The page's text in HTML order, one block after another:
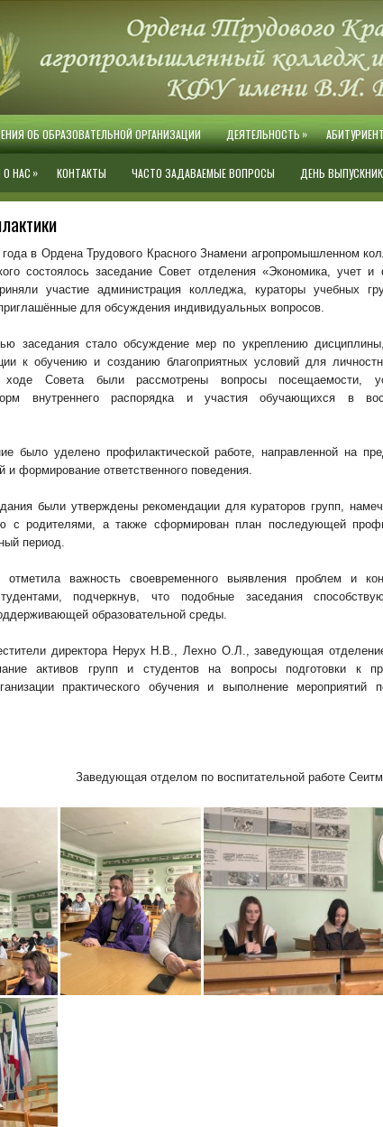
ОБ ОБРАЗОВАТЕЛЬНОЙ ОРГАНИЗАЦИИ ДЕЯТЕЛЬНОСТЬ»
НАС » КОНТАКТЫ ЧАСТО ЗАДАВАЕМЫЕ ВОПРОСЫ ДЕНЬ
года в Ордена Трудового Красного Знамени агропромышленном
состоялось заседание Совет отделения «Экономика, учет
участие администрация колледжа, кураторы учебных
для обсуждения индивидуальных вопросов.
заседания стало обсуждение мер по укреплению
к обучению и созданию благоприятных условий для
Совета были рассмотрены вопросы посещаемости,
внутреннего распорядка и участия обучающихся в
было уделено профилактической работе, направленной на
и формирование ответственного поведения.
были утверждены рекомендации для кураторов групп,
с родителями, а также сформирован план последующей
период.
отметила важность своевременного выявления проблем и
подчеркнув, что подобные заседания
образовательной среды.
директора Нерух Н.В., Лехно О.Л., заведующая
активов групп и студентов на вопросы подготовки к
практического обучения и выполнение мероприятий
Заведующая отделом по воспитательной работе